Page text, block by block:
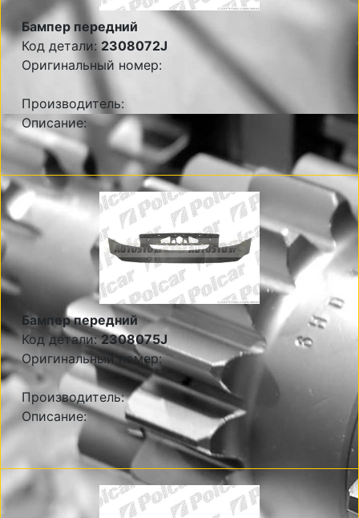
Бампер передний
Код детали: 2308072J
Оригинальный номер:
Производитель:
Описание:
Бампер передний
Код детали:2308075J
Оригинальный номер:
Производитель:
Описание: